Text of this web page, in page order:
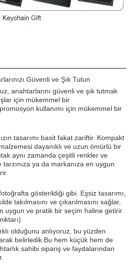
Güvenli ve Şık Tutun
anahtarlarını güvenli ve şık tutmak
için mükemmel bir
kullanımı için mükemmel bir
tasarımı basit fakat zariftir. Kompakt
dayanıklı ve uzun ömürlü bir
aynı zamanda çeşitli renkler ve
ya da markanıza en uygun
gösterildiği gibi. Eşsiz tasarımı,
takılmasını ve çıkarılmasını sağlar,
uygun ve pratik bir seçim haline getirir.
olduğunu anlıyoruz, bu yüzden
belirledik.Bu hem küçük hem de
sahibi sipariş ve faydalarından